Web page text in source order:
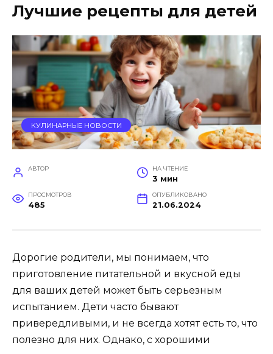
Лучшие рецепты для детей
КУЛИНАРНЫЕ НОВОСТИ
АВТОР НА ЧТЕНИЕ
3 мин
ПРОСМОТРОВ
485
ОПУБЛИКОВАНО
21.06.2024
Дорогие родители, мы понимаем, что
приготовление питательной и вкусной еды
для ваших детей может быть серьезным
испытанием. Дети часто бывают
привередливыми, и не всегда хотят есть то, что
полезно для них. Однако, с хорошими